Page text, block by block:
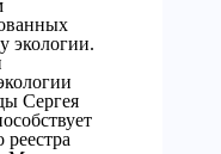
экологии.
Сергея